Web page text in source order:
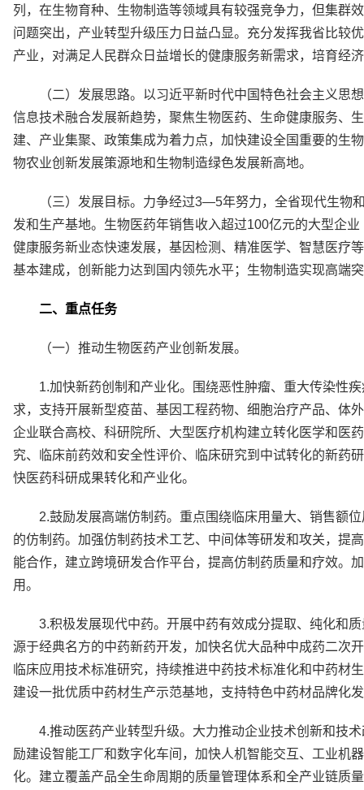
列，在生物育种、生物制造等领域具有较强竞争力，但集群
问题突出，产业转型升级压力日益凸显。充分发挥我省比较
产业，对满足人民群众日益增长的健康服务新需求，培育经
（二）发展思路。以习近平新时代中国特色社会主义
信息技术融合发展新趋势，聚焦生物医药、生命健康服务、
建、产业集聚、政策集成为着力点，加快建设全国重要的生
物农业创新发展策源地和生物制造绿色发展新高地。
（三）发展目标。力争经过3—5年努力，全省现代生物
发和生产基地。生物医药年销售收入超过100亿元的大型企
健康服务新业态快速发展，基因检测、精准医学、智慧医疗
基本建成，创新能力达到国内领先水平；生物制造实现高端
二、重点任务
（一）推动生物医药产业创新发展。
1.加快新药创制和产业化。围绕恶性肿瘤、重大传染性
求，支持开展新型疫苗、基因工程药物、细胞治疗产品、体
企业联合高校、科研院所、大型医疗机构建立转化医学和医
究、临床前药效和安全性评价、临床研究到中试转化的新药
快医药科研成果转化和产业化。
2.鼓励发展高端仿制药。重点围绕临床用量大、销售额
的仿制药。加强仿制药技术工艺、中间体等研发和攻关，提
能合作，建立跨境研发合作平台，提高仿制药质量和疗效。
用。
3.积极发展现代中药。开展中药有效成分提取、纯化和
源于经典名方的中药新药开发，加快名优大品种中成药二次
临床应用技术标准研究，持续推进中药技术标准化和中药材
建设一批优质中药材生产示范基地，支持特色中药材品牌化
4.推动医药产业转型升级。大力推动企业技术创新和技
励建设智能工厂和数字化车间，加快人机智能交互、工业机
化。建立覆盖产品全生命周期的质量管理体系和全产业链质